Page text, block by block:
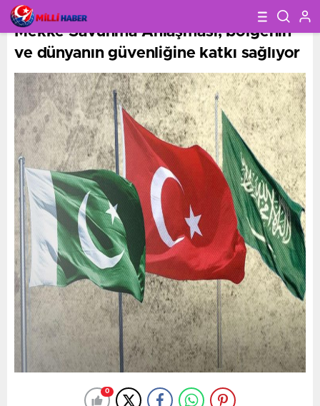
Suudi Arabistan Savunma Bakanı:
Mekke Savunma Anlaşması, bölgenin
ve dünyanın güvenliğine katkı sağlıyor
0